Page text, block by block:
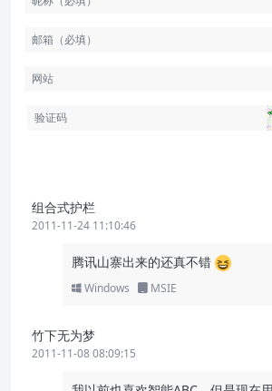
组合式护栏
2011-11-24 11:10:46
腾讯山寨出来的还真不错
Windows MSIE
竹下无为梦
2011-11-08 08:09:15